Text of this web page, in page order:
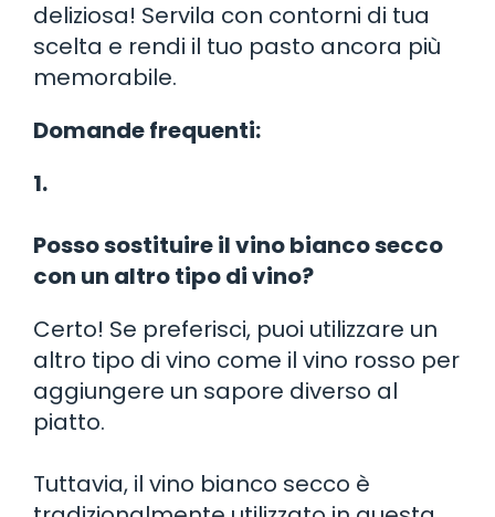
deliziosa! Servila con contorni di tua
scelta e rendi il tuo pasto ancora più
memorabile.
Domande frequenti:
1.
Posso sostituire il vino bianco secco
con un altro tipo di vino?
Certo! Se preferisci, puoi utilizzare un
altro tipo di vino come il vino rosso per
aggiungere un sapore diverso al
piatto.
Tuttavia, il vino bianco secco è